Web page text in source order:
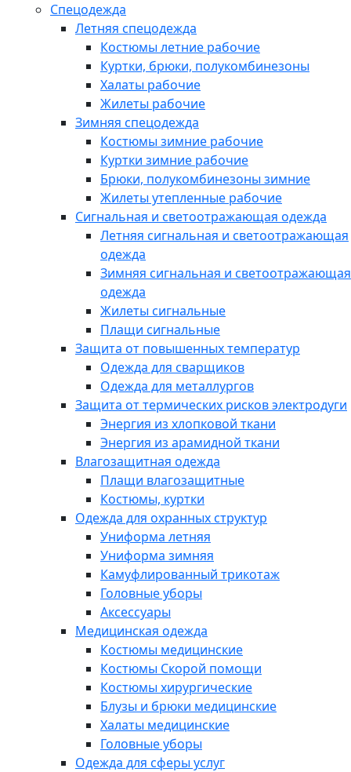
Спецодежда
Летняя спецодежда
Костюмы летние рабочие
Куртки, брюки, полукомбинезоны
Халаты рабочие
Жилеты рабочие
Зимняя спецодежда
Костюмы зимние рабочие
Куртки зимние рабочие
Брюки, полукомбинезоны зимние
Жилеты утепленные рабочие
Сигнальная и светоотражающая одежда
Летняя сигнальная и светоотражающая
одежда
Зимняя сигнальная и светоотражающая
одежда
Жилеты сигнальные
Плащи сигнальные
Защита от повышенных температур
Одежда для сварщиков
Одежда для металлургов
Защита от термических рисков электродуги
Энергия из хлопковой ткани
Энергия из арамидной ткани
Влагозащитная одежда
Плащи влагозащитные
Костюмы, куртки
Одежда для охранных структур
Униформа летняя
Униформа зимняя
Камуфлированный трикотаж
Головные уборы
Аксессуары
Медицинская одежда
Костюмы медицинские
Костюмы Скорой помощи
Костюмы хирургические
Блузы и брюки медицинские
Халаты медицинские
Головные уборы
Одежда для сферы услуг